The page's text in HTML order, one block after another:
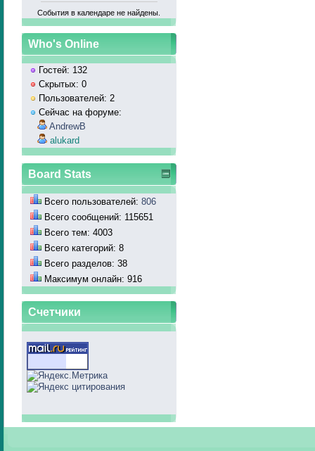
События в календаре не найдены.
Who's Online
Гостей: 132
Скрытых: 0
Пользователей: 2
Сейчас на форуме:
AndrewB
alukard
Board Stats
Всего пользователей: 806
Всего сообщений: 115651
Всего тем: 4003
Всего категорий: 8
Всего разделов: 38
Максимум онлайн: 916
Счетчики